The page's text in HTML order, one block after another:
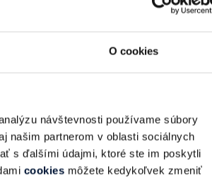
O cookies
návštevnosti používame súbory
našim partnerom v oblasti sociálnych
s ďalšími údajmi, ktoré ste im poskytli
cookies môžete kedykoľvek zmeniť